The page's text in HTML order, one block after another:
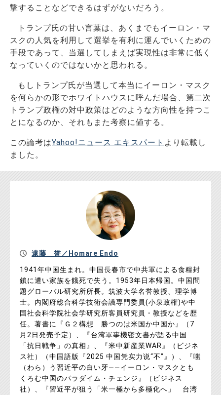
撃することなどできるはずがないだろう。
トランプ氏の甘い言葉は、あくまでもイーロン・マ
スクの人気を利用して選挙を有利に運んでいくための
手段であって、当選してしまえば実現性は非常に低く
なっていくのではないかと思われる。
もしトランプ氏が当選して本当にイーロン・マスク
を何らかの形でホワイトハウスに呼んだ場合、第二次
トランプ政権の対中政策はどのような方向性を持つこ
とになるのか、それもまた考察に値する。
この論考はYahoo!ニュース エキスパート より転載し
ました。
遠藤 誉／Homare Endo
1941年中国生まれ。中国長春市で中共軍による食糧封
鎖に遭い家族を餓死で失う。1953年日本帰国。中国問
題グローバル研究所所長。筑波大学名誉教授、理学博
士。内閣府総合科学技術会議専門委員(小泉政権)や中
国社会科学院社会学研究所客員研究員・教授などを歴
任。著書に『Ｇ２構想 勝つのは米国か中国か』（7
月2日発売予定）、『台湾軍事機密文書が語る中国
「抗日戦争」の真相』、『米中新産業WAR』（ビジネ
ス社）（中国語版『2025 中国凭实力说“不”』）、『嗤
（わら）う習近平の白い牙――イーロン・マスクとも
くろむ中国のパラダイム・チェンジ』（ビジネス
社）、『習近平が狙う「米一極から多極化へ」 台湾